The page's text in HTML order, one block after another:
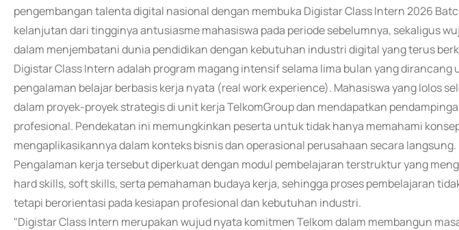
pengembangan talenta digital nasional dengan membuka Digistar Class Intern 2026
kelanjutan dari tingginya antusiasme mahasiswa pada periode sebelumnya, sekaligus
dalam menjembatani dunia pendidikan dengan kebutuhan industri digital yang terus
Digistar Class Intern adalah program magang intensif selama lima bulan yang dirancang
pengalaman belajar berbasis kerja nyata (real work experience). Mahasiswa yang lolos
dalam proyek-proyek strategis di unit kerja TelkomGroup dan mendapatkan
profesional. Pendekatan ini memungkinkan peserta untuk tidak hanya memahami
mengaplikasikannya dalam konteks bisnis dan operasional perusahaan secara langsung.
Pengalaman kerja tersebut diperkuat dengan modul pembelajaran terstruktur yang
hard skills, soft skills, serta pemahaman budaya kerja, sehingga proses pembelajaran
tetapi berorientasi pada kesiapan profesional dan kebutuhan industri.
"Digistar Class Intern merupakan wujud nyata komitmen Telkom dalam membangun